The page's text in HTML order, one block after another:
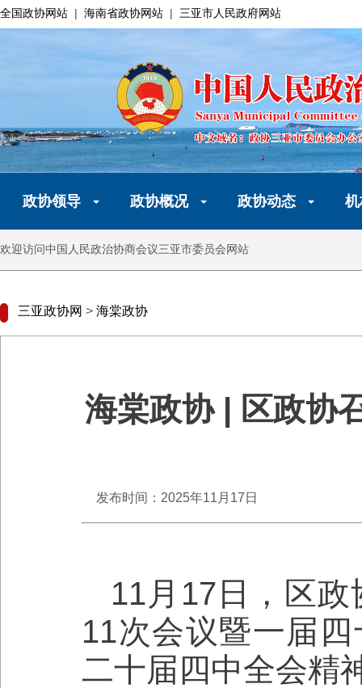
全国政协网站 | 海南省政协网站 | 三亚市人民政府网站
政协领导 政协概况 政协动态
欢迎访问中国人民政治协商会议三亚市委员会网站
三亚政协网 > 海棠政协
海棠政协 | 区政协
发布时间：2025年11月17日
11月17日，区
11次会议暨一届
二十届四中全会精